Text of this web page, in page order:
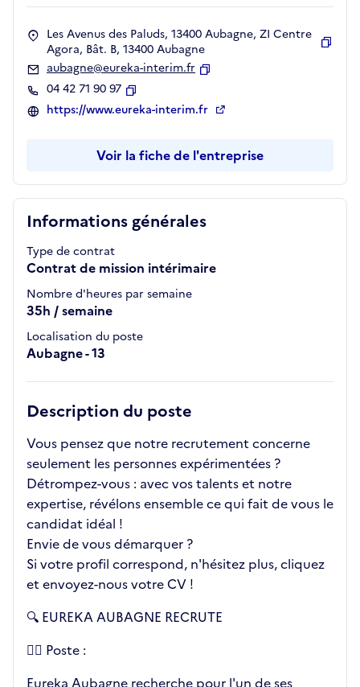
Informations générales
Type de contrat
Contrat de mission intérimaire
Nombre d'heures par semaine
35h / semaine
Localisation du poste
Aubagne - 13
Description du poste
Vous pensez que notre recrutement concerne
seulement les personnes expérimentées ?
Détrompez-vous : avec vos talents et notre
expertise, révélons ensemble ce qui fait de vous le
candidat idéal !
Envie de vous démarquer ?
Si votre profil correspond, n'hésitez plus, cliquez
et envoyez-nous votre CV !
🔍 EUREKA AUBAGNE RECRUTE
👉🏼 Poste :
Eureka Aubagne recherche pour l'un de ses
Les Avenus des Paluds, 13400 Aubagne, ZI Centre
Agora, Bât. B, 13400 Aubagne
aubagne@eureka-interim.fr
04 42 71 90 97
Copier
https://www.eureka-interim.fr
Voir la fiche de l'entreprise